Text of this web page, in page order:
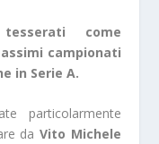
come
campionati
in Serie A.
particolarmente
da Vito Michele